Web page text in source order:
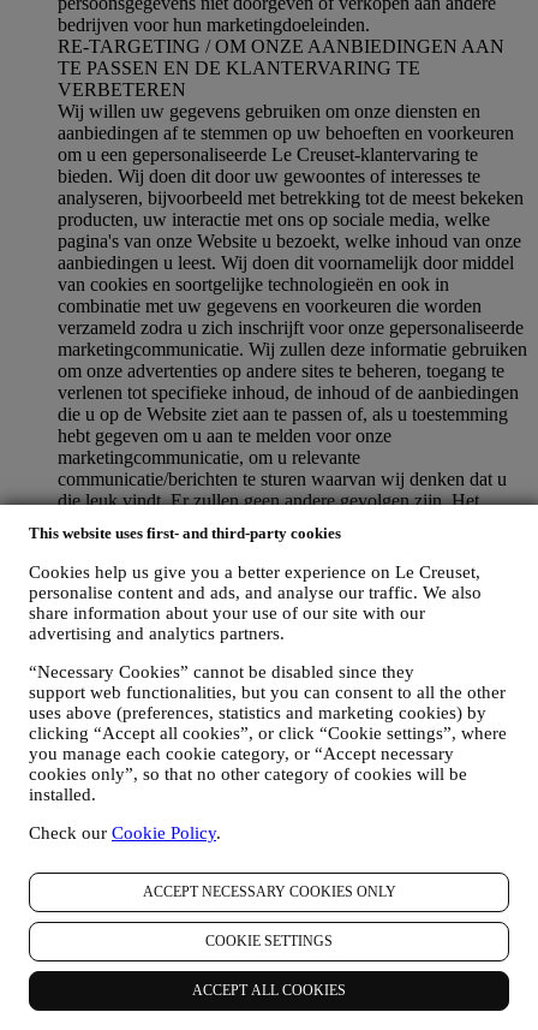
This website uses first- and third-party cookies
Cookies help us give you a better experience on Le Creuset,
personalise content and ads, and analyse our traffic. We also
share information about your use of our site with our
advertising and analytics partners.
“Necessary Cookies” cannot be disabled since they
support web functionalities, but you can consent to all the other
uses above (preferences, statistics and marketing cookies) by
clicking “Accept all cookies”, or click “Cookie settings”, where
you manage each cookie category, or “Accept necessary
cookies only”, so that no other category of cookies will be
installed.
Check our Cookie Policy.
ACCEPT NECESSARY COOKIES ONLY
COOKIE SETTINGS
ACCEPT ALL COOKIES
bedrijven voor hun marketingdoeleinden.
RE-TARGETING / OM ONZE AANBIEDINGEN AAN
TE PASSEN EN DE KLANTERVARING TE
VERBETEREN
Wij willen uw gegevens gebruiken om onze diensten en
aanbiedingen af te stemmen op uw behoeften en voorkeuren
om u een gepersonaliseerde Le Creuset-klantervaring te
bieden. Wij doen dit door uw gewoontes of interesses te
analyseren, bijvoorbeeld met betrekking tot de meest bekeken
producten, uw interactie met ons op sociale media, welke
pagina's van onze Website u bezoekt, welke inhoud van onze
aanbiedingen u leest. Wij doen dit voornamelijk door middel
van cookies en soortgelijke technologieën en ook in
combinatie met uw gegevens en voorkeuren die worden
verzameld zodra u zich inschrijft voor onze gepersonaliseerde
marketingcommunicatie. Wij zullen deze informatie gebruiken
om onze advertenties op andere sites te beheren, toegang te
verlenen tot specifieke inhoud, de inhoud of de aanbiedingen
die u op de Website ziet aan te passen of, als u toestemming
hebt gegeven om u aan te melden voor onze
marketingcommunicatie, om u relevante
communicatie/berichten te sturen waarvan wij denken dat u
die leuk vindt. Er zullen geen andere gevolgen zijn. Het
niet wilt dat deze informatie wordt gebruikt om u op uw
interesse gebaseerde advertenties, inhoud of communicatie te
sturen, kunt u het gebruik van de informatie over uw online-
acties beperken door uw cookie-instellingen te beheren
(vergeet echter niet dat bepaalde cookies noodzakelijk zijn
u geen advertenties, aanbiedingen of communicatie meer
ontvangt. U blijft algemene advertenties, aanbiedingen of
communicatie ontvangen. Voor meer informatie over hoe wij
cookies gebruiken en hoe u ze kunt verwijderen, raadpleegt u
onsCookiebeleid,
PRODUCT REVIEW
Als u een van onze producten hebt gekocht, kunnen wij u een
e-mail sturen met de vraag om uw producten te beoordelen.
Wij zijn geïnteresseerd in productbeoordelingen van onze
klanten (als zij dergelijke informatie willen verstrekken) om
onze producten en diensten voortdurend te verbeteren. Aan
het einde van het aankoopproces kunnen wij u ook uitnodigen
om uw productbeoordeling te schrijven. De beoordeling is
niet verplicht, en u bent vrij om deze al dan niet in te dienen.
WHATSAPP FOR BUSINESS
Sommige van onze fysieke winkels gebruiken WhatsApp for